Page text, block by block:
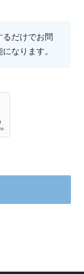
だけでお問
なります。